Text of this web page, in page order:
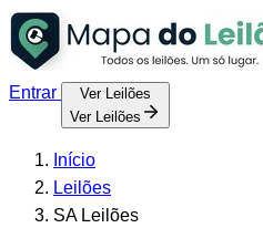
Entrar
Ver Leilões
Ver Leilões
Início
Leilões
SA Leilões